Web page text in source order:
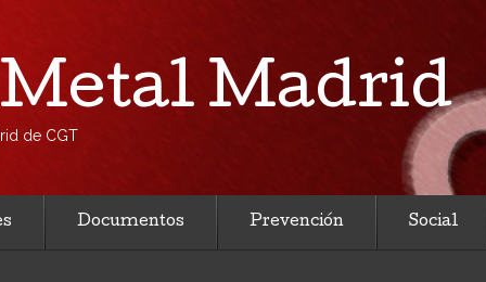
Madrid
de CGT
Documentos Prevención Social